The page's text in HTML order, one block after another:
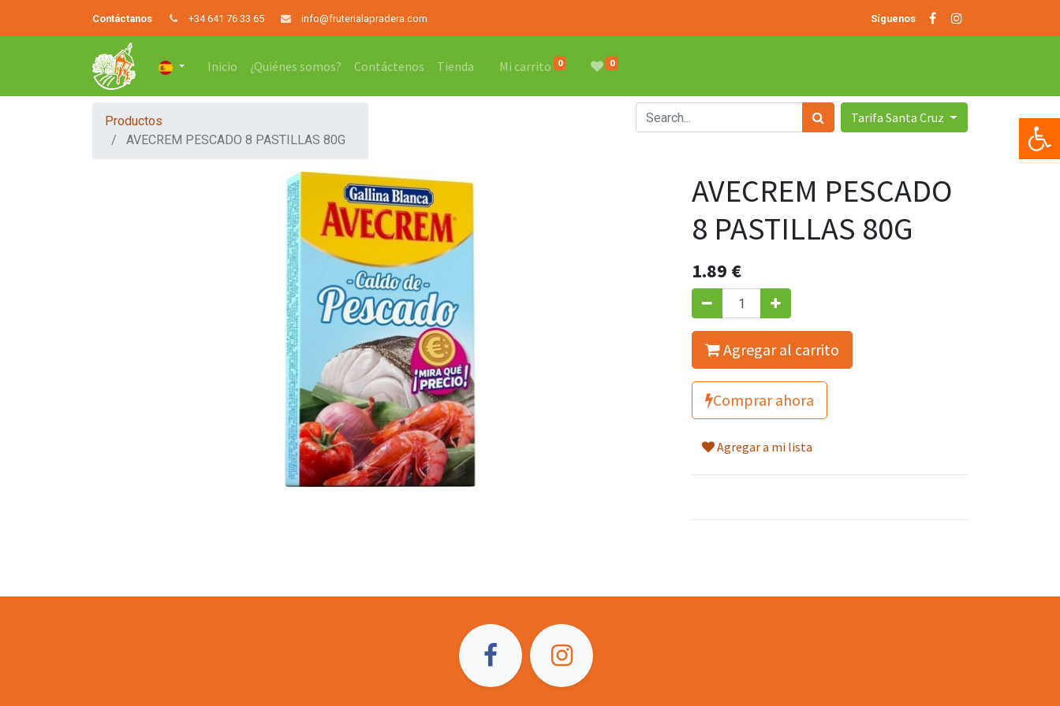
Contáctanos +34 641 76 33 65 info@fruterialapradera.com Síguenos
Inicio ¿Quiénes somos? Contáctenos Tienda Mi carrito 0 0
Productos
AVECREM PESCADO 8 PASTILLAS 80G
Tarifa Santa Cruz
AVECREM PESCADO
8 PASTILLAS 80G
1.89 €
Agregar al carrito
Comprar ahora
Agregar a mi lista